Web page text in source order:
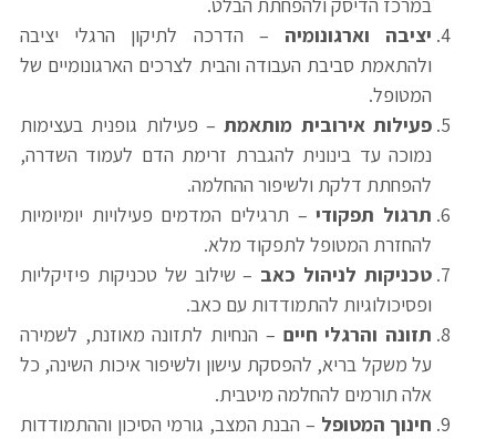
במרכז הדיסק ולהפחתת הבלט.
יציבה וארגונומיה – הדרכה לתיקון הרגלי יציבה
ולהתאמת סביבת העבודה והבית לצרכים הארגונומיים של
המטופל.
פעילות אירובית מותאמת– פעילות גופנית בעצימות
נמוכה עד בינונית להגברת זרימת הדם לעמוד השדרה,
להפחתת דלקת ולשיפור ההחלמה.
תרגול תפקודי– תרגילים המדמים פעילויות יומיומיות
להחזרת המטופל לתפקוד מלא.
טכניקות לניהול כאב – שילוב של טכניקות פיזיקליות
ופסיכולוגיות להתמודדות עם כאב.
תזונה והרגלי חיים – הנחיות לתזונה מאוזנת, לשמירה
על משקל בריא, להפסקת עישון ולשיפור איכות השינה, כל
אלה תורמים להחלמה מיטבית.
חינוך המטופל – הבנת המצב, גורמי הסיכון וההתמודדות